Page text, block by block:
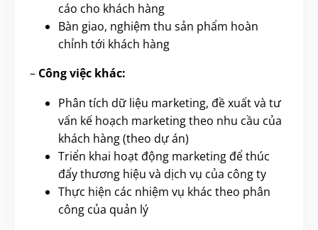
cáo cho khách hàng
Bàn giao, nghiệm thu sản phẩm hoàn
chỉnh tới khách hàng
– Công việc khác:
Phân tích dữ liệu marketing, đề xuất và tư
vấn kế hoạch marketing theo nhu cầu của
khách hàng (theo dự án)
Triển khai hoạt động marketing để thúc
đẩy thương hiệu và dịch vụ của công ty
Thực hiện các nhiệm vụ khác theo phân
công của quản lý